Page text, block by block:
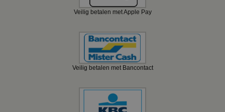
Veilig betalen met Apple Pay
Veilig betalen met Bancontact